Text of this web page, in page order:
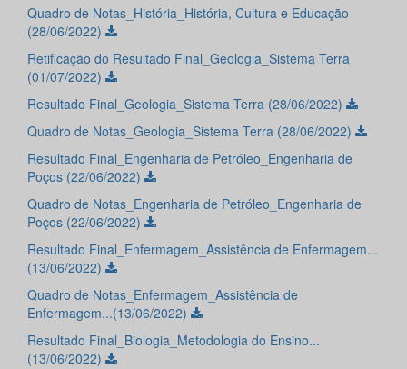
Quadro de Notas_História_História, Cultura e Educação
(28/06/2022)
Retificação do Resultado Final_Geologia_Sistema Terra
(01/07/2022)
Resultado Final_Geologia_Sistema Terra (28/06/2022)
Quadro de Notas_Geologia_Sistema Terra (28/06/2022)
Resultado Final_Engenharia de Petróleo_Engenharia de
Poços (22/06/2022)
Quadro de Notas_Engenharia de Petróleo_Engenharia de
Poços (22/06/2022)
Resultado Final_Enfermagem_Assistência de Enfermagem...
(13/06/2022)
Quadro de Notas_Enfermagem_Assistência de
Enfermagem...(13/06/2022)
Resultado Final_Biologia_Metodologia do Ensino...
(13/06/2022)